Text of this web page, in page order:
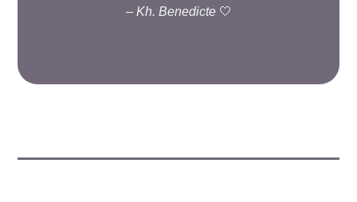
– Kh. Benedicte🤍